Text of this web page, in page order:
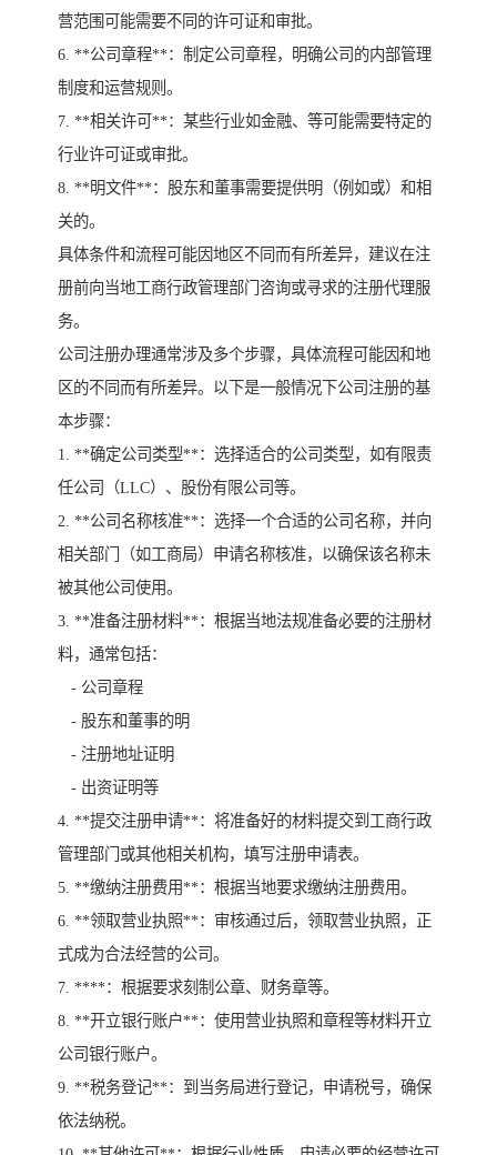
营范围可能需要不同的许可证和审批。
6. **公司章程**：制定公司章程，明确公司的内部管理
制度和运营规则。
7. **相关许可**：某些行业如金融、等可能需要特定的
行业许可证或审批。
8. **明文件**：股东和董事需要提供明（例如或）和相
关的。
具体条件和流程可能因地区不同而有所差异，建议在注
册前向当地工商行政管理部门咨询或寻求的注册代理服
务。
公司注册办理通常涉及多个步骤，具体流程可能因和地
区的不同而有所差异。以下是一般情况下公司注册的基
本步骤：
1. **确定公司类型**：选择适合的公司类型，如有限责
任公司（LLC）、股份有限公司等。
2. **公司名称核准**：选择一个合适的公司名称，并向
相关部门（如工商局）申请名称核准，以确保该名称未
被其他公司使用。
3. **准备注册材料**：根据当地法规准备必要的注册材
料，通常包括：
- 公司章程
- 股东和董事的明
- 注册地址证明
- 出资证明等
4. **提交注册申请**：将准备好的材料提交到工商行政
管理部门或其他相关机构，填写注册申请表。
5. **缴纳注册费用**：根据当地要求缴纳注册费用。
6. **领取营业执照**：审核通过后，领取营业执照，正
式成为合法经营的公司。
7. ****：根据要求刻制公章、财务章等。
8. **开立银行账户**：使用营业执照和章程等材料开立
公司银行账户。
9. **税务登记**：到当务局进行登记，申请税号，确保
依法纳税。